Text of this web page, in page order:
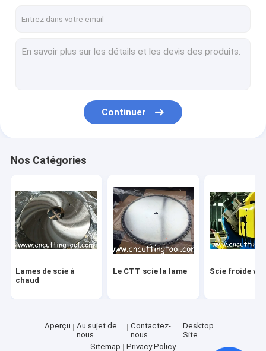
Continuer
Nos Catégories
Lames de scie à
chaud
Le CTT scie la lame Scie froide
Aperçu
Au sujet de
nous
Contactez-
nous
Desktop
Site
Sitemap
Privacy Policy